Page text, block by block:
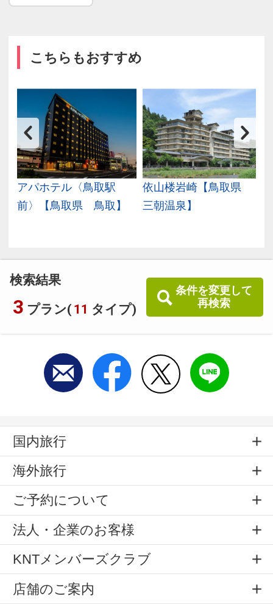
検索結果
3 プラン( 11 タイプ)
条件を変更して
再検索
こちらもおすすめ
アパホテル〈鳥取駅
前〉【鳥取県 鳥取】
依山楼岩崎【鳥取県
三朝温泉】
国内旅行
海外旅行
ご予約について
法人・企業のお客様
KNTメンバーズクラブ
店舗のご案内